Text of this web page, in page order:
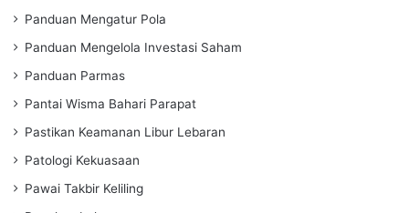
Panduan Mengatur Pola
Panduan Mengelola Investasi Saham
Panduan Parmas
Pantai Wisma Bahari Parapat
Pastikan Keamanan Libur Lebaran
Patologi Kekuasaan
Pawai Takbir Keliling